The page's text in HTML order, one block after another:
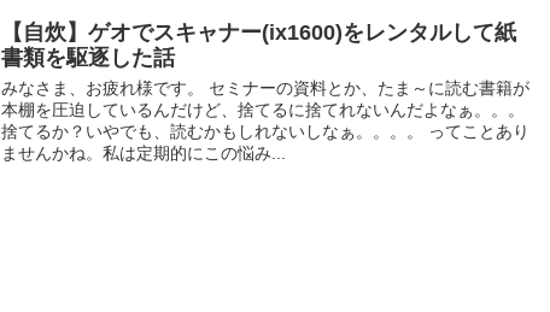
【自炊】ゲオでスキャナー(ix1600)をレンタルして紙
書類を駆逐した話
みなさま、お疲れ様です。 セミナーの資料とか、たま～に読む書籍が
本棚を圧迫しているんだけど、捨てるに捨てれないんだよなぁ。。。
捨てるか？いやでも、読むかもしれないしなぁ。。。。 ってことあり
ませんかね。私は定期的にこの悩み...